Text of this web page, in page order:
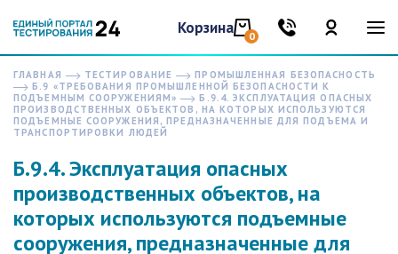
Корзина 0
ГЛАВНАЯ ТЕСТИРОВАНИЕ
ПРОМЫШЛЕННАЯ БЕЗОПАСНОСТЬ
Б.9 «ТРЕБОВАНИЯ ПРОМЫШЛЕННОЙ БЕЗОПАСНОСТИ К
ПОДЪЕМНЫМ СООРУЖЕНИЯМ»
Б.9.4. ЭКСПЛУАТАЦИЯ ОПАСНЫХ
ПРОИЗВОДСТВЕННЫХ ОБЪЕКТОВ, НА КОТОРЫХ ИСПОЛЬЗУЮТСЯ
ПОДЪЕМНЫЕ СООРУЖЕНИЯ, ПРЕДНАЗНАЧЕННЫЕ ДЛЯ ПОДЪЕМА И
ТРАНСПОРТИРОВКИ ЛЮДЕЙ
Б.9.4. Эксплуатация опасных
производственных объектов, на
которых используются подъемные
сооружения, предназначенные для